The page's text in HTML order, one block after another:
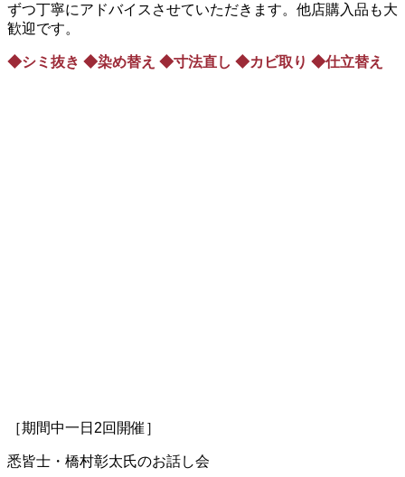
ずつ丁寧にアドバイスさせていただきます。他店購入品も大
歓迎です。
◆シミ抜き ◆染め替え ◆寸法直し ◆カビ取り ◆仕立替え
［期間中一日2回開催］
悉皆士・橋村彰太氏のお話し会